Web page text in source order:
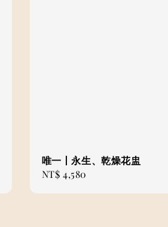
唯一丨永生、乾燥花盅
Regular
NT$ 4,580